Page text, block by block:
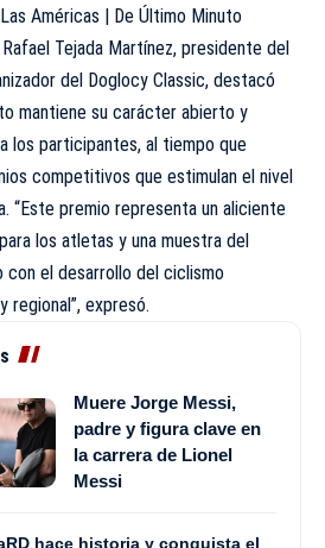
Américas | De Último Minuto
Rafael Tejada Martínez, presidente del
del Doglocy Classic, destacó
mantiene su carácter abierto y
los participantes, al tiempo que
competitivos que estimulan el nivel
“Este premio representa un aliciente
los atletas y una muestra del
con el desarrollo del ciclismo
regional”, expresó.
Muere Jorge Messi,
padre y figura clave en
la carrera de Lionel
Messi
hace historia y conquista el